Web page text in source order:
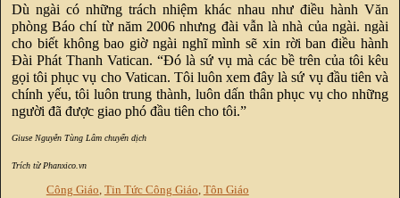
Dù ngài có những trách nhiệm khác nhau như điều hành Văn
phòng Báo chí từ năm 2006 nhưng đài vẫn là nhà của ngài. ngài
cho biết không bao giờ ngài nghĩ mình sẽ xin rời ban điều hành
Đài Phát Thanh Vatican. “Đó là sứ vụ mà các bề trên của tôi kêu
gọi tôi phục vụ cho Vatican. Tôi luôn xem đây là sứ vụ đầu tiên và
chính yếu, tôi luôn trung thành, luôn dấn thân phục vụ cho những
người đã được giao phó đầu tiên cho tôi.”
Giuse Nguyễn Tùng Lâm chuyển dịch
Trích từ Phanxico.vn
Công Giáo, Tin Tức Công Giáo, Tôn Giáo